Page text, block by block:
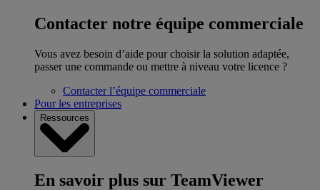
Contacter notre équipe commerciale
Vous avez besoin d’aide pour choisir la solution adaptée,
passer une commande ou mettre à niveau votre licence ?
Contacter l’équipe commerciale
Pour les entreprises
Ressources
En savoir plus sur TeamViewer